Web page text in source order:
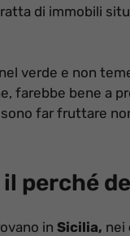
di immobili
verde e non
farebbe bene a
far fruttare
perché
in Sicilia, nei